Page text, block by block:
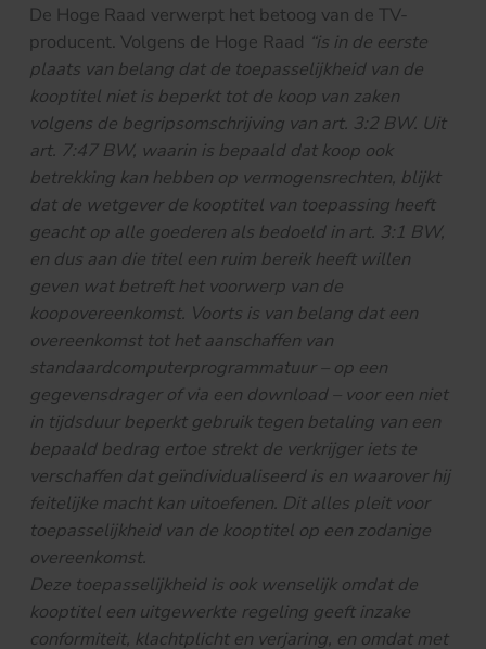
De Hoge Raad verwerpt het betoog van de TV-
producent. Volgens de Hoge Raad “is in de eerste
plaats van belang dat de toepasselijkheid van de
kooptitel niet is beperkt tot de koop van zaken
volgens de begripsomschrijving van art. 3:2 BW. Uit
art. 7:47 BW, waarin is bepaald dat koop ook
betrekking kan hebben op vermogensrechten, blijkt
dat de wetgever de kooptitel van toepassing heeft
geacht op alle goederen als bedoeld in art. 3:1 BW,
en dus aan die titel een ruim bereik heeft willen
geven wat betreft het voorwerp van de
koopovereenkomst. Voorts is van belang dat een
overeenkomst tot het aanschaffen van
standaardcomputerprogrammatuur – op een
gegevensdrager of via een download – voor een niet
in tijdsduur beperkt gebruik tegen betaling van een
bepaald bedrag ertoe strekt de verkrijger iets te
verschaffen dat geïndividualiseerd is en waarover hij
feitelijke macht kan uitoefenen. Dit alles pleit voor
toepasselijkheid van de kooptitel op een zodanige
overeenkomst.
Deze toepasselijkheid is ook wenselijk omdat de
kooptitel een uitgewerkte regeling geeft inzake
conformiteit, klachtplicht en verjaring, en omdat met